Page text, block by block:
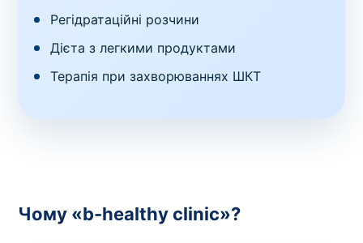
Регідратаційні розчини
Дієта з легкими продуктами
Терапія при захворюваннях ШКТ
Чому «b-healthy clinic»?